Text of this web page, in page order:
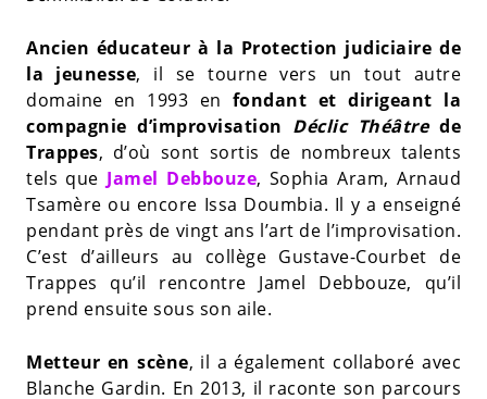
Ancien éducateur à la Protection judiciaire de
la jeunesse, il se tourne vers un tout autre
domaine en 1993 en fondant et dirigeant la
compagnie d’improvisation Déclic Théâtrede
Trappes, d’où sont sortis de nombreux talents
tels que Jamel Debbouze, Sophia Aram, Arnaud
Tsamère ou encore Issa Doumbia. Il y a enseigné
pendant près de vingt ans l’art de l’improvisation.
C’est d’ailleurs au collège Gustave-Courbet de
Trappes qu’il rencontre Jamel Debbouze, qu’il
prend ensuite sous son aile.
Metteur en scène, il a également collaboré avec
Blanche Gardin. En 2013, il raconte son parcours